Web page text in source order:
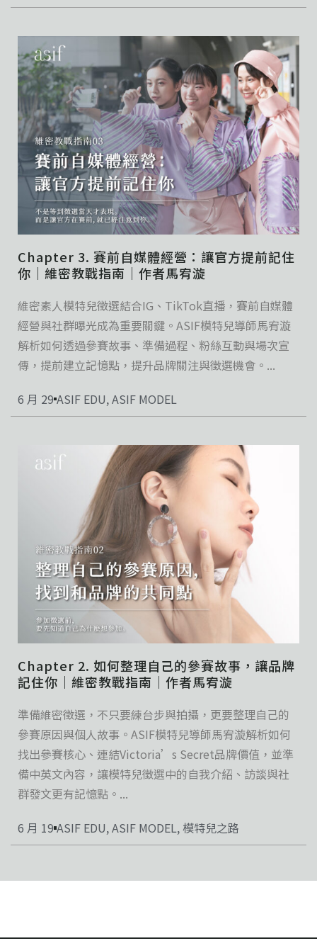
Chapter 3. 賽前自媒體經營：讓官方提前記住
你｜維密教戰指南｜作者馬宥漩
維密素人模特兒徵選結合IG、TikTok直播，賽前自媒體
經營與社群曝光成為重要關鍵。ASIF模特兒導師馬宥漩
解析如何透過參賽故事、準備過程、粉絲互動與場次宣
傳，提前建立記憶點，提升品牌關注與徵選機會。...
6 月 29 ASIF EDU,ASIF MODEL
Chapter 2. 如何整理自己的參賽故事，讓品牌
記住你｜維密教戰指南｜作者馬宥漩
準備維密徵選，不只要練台步與拍攝，更要整理自己的
參賽原因與個人故事。ASIF模特兒導師馬宥漩解析如何
找出參賽核心、連結Victoria’s Secret品牌價值，並準
備中英文內容，讓模特兒徵選中的自我介紹、訪談與社
群發文更有記憶點。...
6 月 19 ASIF EDU,ASIF MODEL,模特兒之路